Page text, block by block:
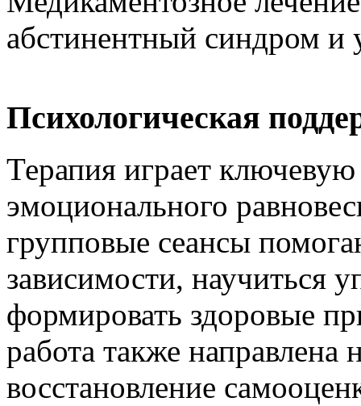
абстинентный синдром и
Психологическая
Терапия играет
эмоционального
групповые сеансы
зависимости, научиться
формировать здоровые
работа также направлена
восстановление